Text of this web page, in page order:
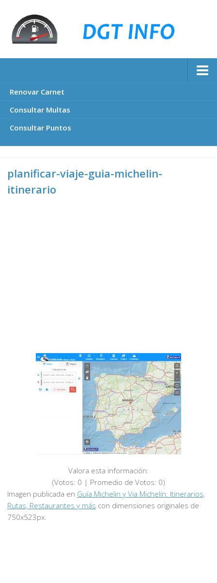
Renovar Carnet
Consultar Multas
Consultar Puntos
planificar-viaje-guia-michelin-
itinerario
Valora esta información:
(Votos: 0 | Promedio de Votos: 0)
Imagen publicada en Guía Michelin y Via Michelin: Itinerarios,
Rutas, Restaurantes y más con dimensiones originales de
750x523px.